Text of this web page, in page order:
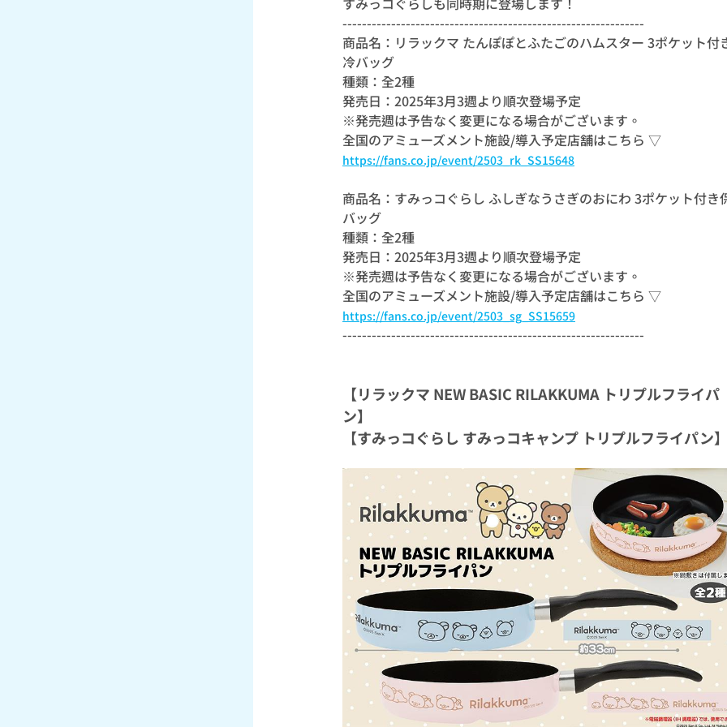
--------------------------------------------------------------
商品名：リラックマ たんぽぽとふたごのハムスター 3ポケット付
冷バッグ
種類：全2種
発売日：2025年3月3週より順次登場予定
※発売週は予告なく変更になる場合がございます。
全国のアミューズメント施設/導入予定店舗はこちら ▽
https://fans.co.jp/event/2503_rk_SS15648
商品名：すみっコぐらし ふしぎなうさぎのおにわ 3ポケット付き
バッグ
種類：全2種
発売日：2025年3月3週より順次登場予定
※発売週は予告なく変更になる場合がございます。
全国のアミューズメント施設/導入予定店舗はこちら ▽
https://fans.co.jp/event/2503_sg_SS15659
--------------------------------------------------------------
【リラックマ NEW BASIC RILAKKUMA トリプルフライパ
ン】
【すみっコぐらし すみっコキャンプ トリプルフライパン